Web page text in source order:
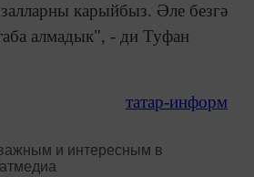
карыйбыз. Әле безгә
алмадык", - ди Туфан
татар-информ
и интересным в